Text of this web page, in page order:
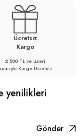
Ücretsiz
Kargo
2.500 TL ve üzeri
Kargo Ücretsiz
yenilikleri
Gönder